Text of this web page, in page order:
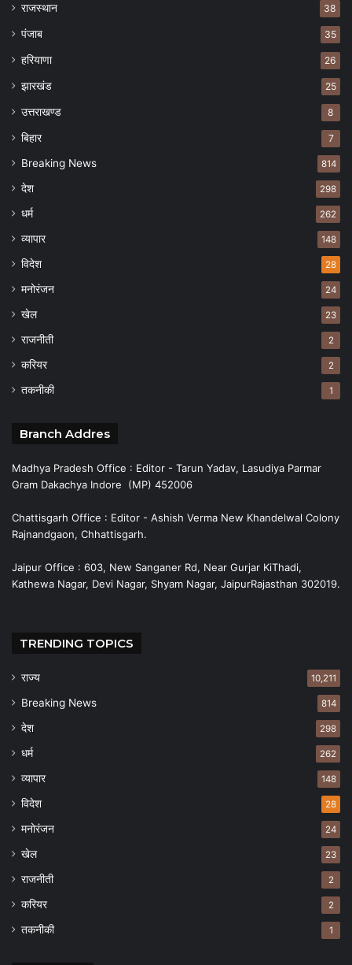
राजस्थान 38
पंजाब 35
हरियाणा 26
झारखंड 25
उत्तराखण्ड 8
बिहार 7
Breaking News 814
देश 298
धर्म 262
व्यापार 148
विदेश 28
मनोरंजन 24
खेल 23
राजनीती 2
करियर 2
तकनीकी 1
Branch Addres
Madhya Pradesh Office : Editor - Tarun Yadav, Lasudiya Parmar
Gram Dakachya Indore (MP) 452006
Chattisgarh Office : Editor - Ashish Verma New Khandelwal Colony
Rajnandgaon, Chhattisgarh.
Jaipur Office : 603, New Sanganer Rd, Near Gurjar KiThadi,
Kathewa Nagar, Devi Nagar, Shyam Nagar, JaipurRajasthan 302019.
TRENDING TOPICS
राज्य 10,211
Breaking News 814
देश 298
धर्म 262
व्यापार 148
विदेश 28
मनोरंजन 24
खेल 23
राजनीती 2
करियर 2
तकनीकी 1